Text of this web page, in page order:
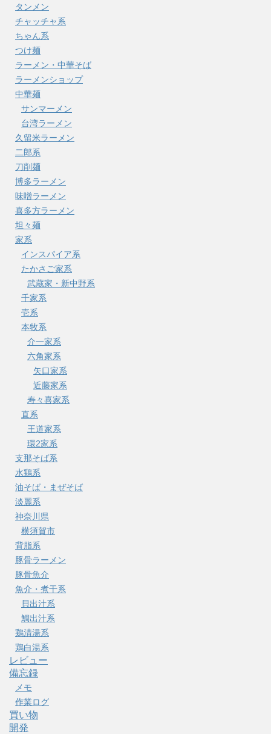
タンメン
チャッチャ系
ちゃん系
つけ麺
ラーメン・中華そば
ラーメンショップ
中華麺
サンマーメン
台湾ラーメン
久留米ラーメン
二郎系
刀削麺
博多ラーメン
味噌ラーメン
喜多方ラーメン
坦々麺
家系
インスパイア系
たかさご家系
武蔵家・新中野系
千家系
壱系
本牧系
介一家系
六角家系
矢口家系
近藤家系
寿々喜家系
直系
王道家系
環2家系
支那そば系
水鶏系
油そば・まぜそば
淡麗系
神奈川県
横須賀市
背脂系
豚骨ラーメン
豚骨魚介
魚介・煮干系
貝出汁系
鯛出汁系
鶏清湯系
鶏白湯系
レビュー
備忘録
メモ
作業ログ
買い物
開発